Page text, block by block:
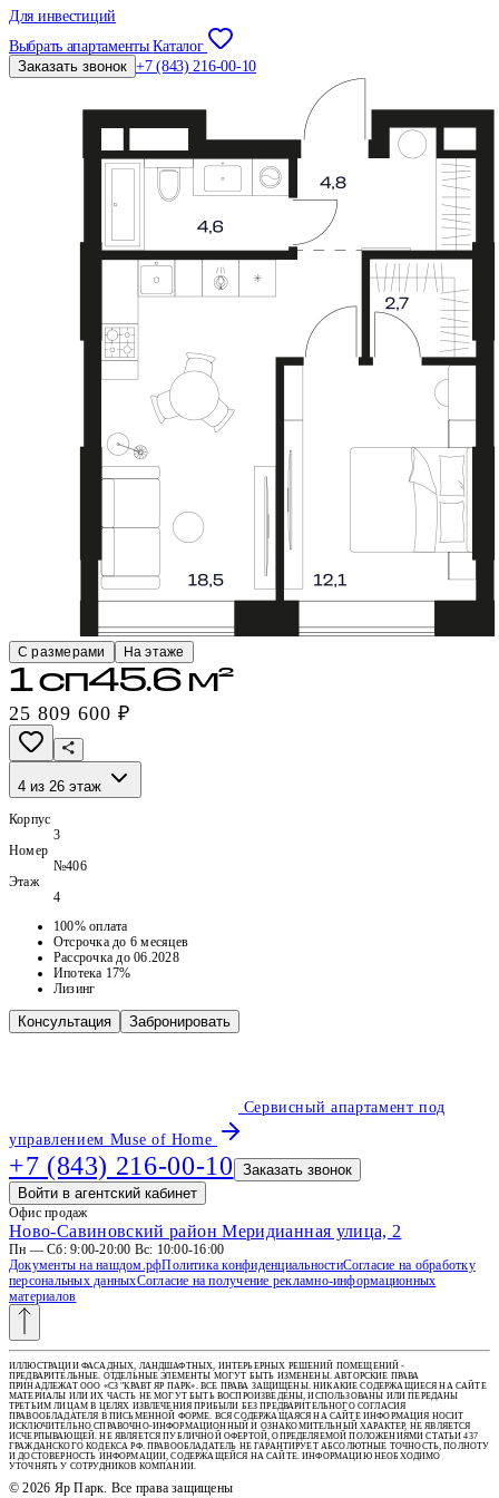
Для инвестиций
Выбрать апартаментыКаталог
Заказать звонок +7 (843) 216-00-10
С размерами На этаже
1 сп45.6 м²
25 809 600 ₽
4 из 26 этаж
Корпус
3
Номер
№406
Этаж
4
100% оплата
Отсрочка до 6 месяцев
Рассрочка до 06.2028
Ипотека 17%
Лизинг
Консультация Забронировать
Сервисный апартамент под
управлением Muse of Home
+7 (843) 216-00-10
Заказать звонок
Войти в агентский кабинет
Офис продаж
Ново-Савиновский район Меридианная улица, 2
Пн — Сб: 9:00-20:00 Вс: 10:00-16:00
Документы на нашдом.рфПолитика конфиденциальностиСогласие на обработку
персональных данныхСогласие на получение рекламно-информационных
материалов
ИЛЛЮСТРАЦИИ ФАСАДНЫХ, ЛАНДШАФТНЫХ, ИНТЕРЬЕРНЫХ РЕШЕНИЙ ПОМЕЩЕНИЙ -
ПРЕДВАРИТЕЛЬНЫЕ. ОТДЕЛЬНЫЕ ЭЛЕМЕНТЫ МОГУТ БЫТЬ ИЗМЕНЕНЫ. АВТОРСКИЕ ПРАВА
ПРИНАДЛЕЖАТ ООО «СЗ "КРАВТ ЯР ПАРК». ВСЕ ПРАВА ЗАЩИЩЕНЫ. НИКАКИЕ СОДЕРЖАЩИЕСЯ НА САЙТЕ
МАТЕРИАЛЫ ИЛИ ИХ ЧАСТЬ НЕ МОГУТ БЫТЬ ВОСПРОИЗВЕДЕНЫ, ИСПОЛЬЗОВАНЫ ИЛИ ПЕРЕДАНЫ
ТРЕТЬИМ ЛИЦАМ В ЦЕЛЯХ ИЗВЛЕЧЕНИЯ ПРИБЫЛИ БЕЗ ПРЕДВАРИТЕЛЬНОГО СОГЛАСИЯ
ПРАВООБЛАДАТЕЛЯ В ПИСЬМЕННОЙ ФОРМЕ. ВСЯ СОДЕРЖАЩАЯСЯ НА САЙТЕ ИНФОРМАЦИЯ НОСИТ
ИСКЛЮЧИТЕЛЬНО СПРАВОЧНО-ИНФОРМАЦИОННЫЙ И ОЗНАКОМИТЕЛЬНЫЙ ХАРАКТЕР, НЕ ЯВЛЯЕТСЯ
ИСЧЕРПЫВАЮЩЕЙ. НЕ ЯВЛЯЕТСЯ ПУБЛИЧНОЙ ОФЕРТОЙ, ОПРЕДЕЛЯЕМОЙ ПОЛОЖЕНИЯМИ СТАТЬИ 437
ГРАЖДАНСКОГО КОДЕКСА РФ. ПРАВООБЛАДАТЕЛЬ НЕ ГАРАНТИРУЕТ АБСОЛЮТНЫЕ ТОЧНОСТЬ, ПОЛНОТУ
И ДОСТОВЕРНОСТЬ ИНФОРМАЦИИ, СОДЕРЖАЩЕЙСЯ НА САЙТЕ. ИНФОРМАЦИЮ НЕОБХОДИМО
УТОЧНЯТЬ У СОТРУДНИКОВ КОМПАНИИ.
© 2026 Яр Парк. Все права защищены